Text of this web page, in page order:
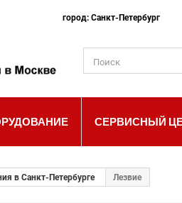
Ваш город: Санкт-Петербург
СЕРВИСНЫЙ
в Санкт-Петербурге Лезвие